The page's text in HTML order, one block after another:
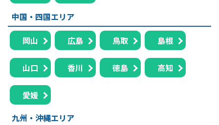
中国・四国エリア
岡山 広島 鳥取 島根
山口 香川 徳島 高知
愛媛
九州・沖縄エリア